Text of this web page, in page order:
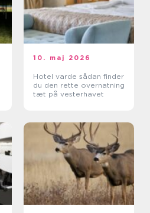
10. maj 2026
Hotel varde sådan finder
du den rette overnatning
tæt på vesterhavet